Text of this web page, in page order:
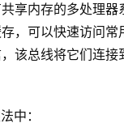
享内存的多处理器
，可以快速访问常
该总线将它们连接
中：